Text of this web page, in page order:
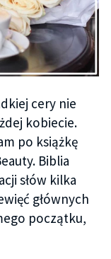
cery nie
kobiecie.
po książkę
Biblia
słów kilka
głównych
początku,